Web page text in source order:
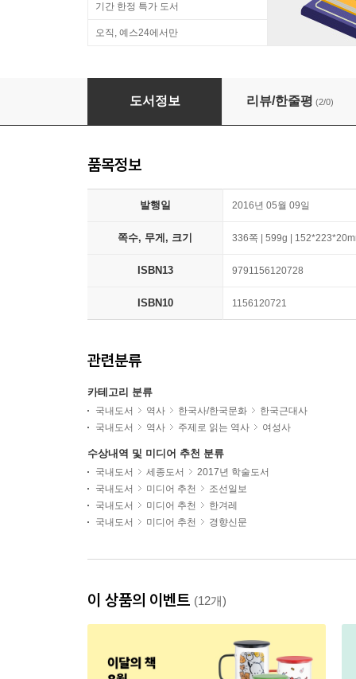
기간 한정 특가 도서
오직, 예스24에서만
신여성, 개념과 역사
도서정보 리뷰/한줄평 (2/0)
품목정보
발행일 2016년 05월 09일
쪽수, 무게, 크기 336쪽 | 599g |
ISBN13 9791156120728
ISBN10 1156120721
관련분류
카테고리 분류
국내도서 역사 한국사/한국문화
한국근대사
국내도서
역사 주제로 읽는 역사 여성사
수상내역 및 미디어 추천 분류
국내도서 세종도서
2017년 학술도서
국내도서
미디어 추천
조선일보
국내도서
미디어 추천
한겨레
국내도서
미디어 추천 경향신문
이 상품의 이벤트 (12개)